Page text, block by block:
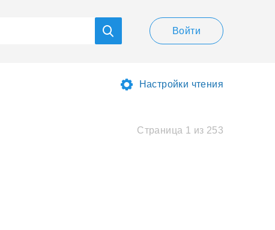
Войти
Настройки чтения
Страница 1 из 253